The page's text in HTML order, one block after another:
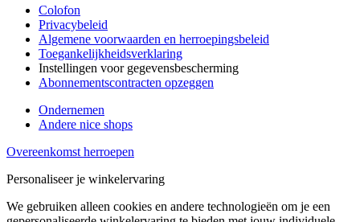
Colofon
Privacybeleid
Algemene voorwaarden en herroepingsbeleid
Toegankelijkheidsverklaring
Instellingen voor gegevensbescherming
Abonnementscontracten opzeggen
Ondernemen
Andere nice shops
Overeenkomst herroepen
Personaliseer je winkelervaring
We gebruiken alleen cookies en andere technologieën om je een